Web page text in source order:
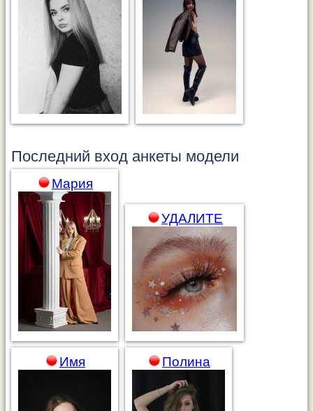
Последний вход анкеты модели
Мария
УДАЛИТЕ
Имя Полина